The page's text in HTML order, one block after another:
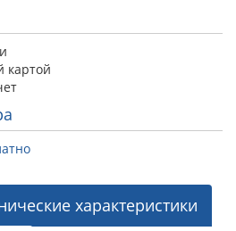
картой
характеристики